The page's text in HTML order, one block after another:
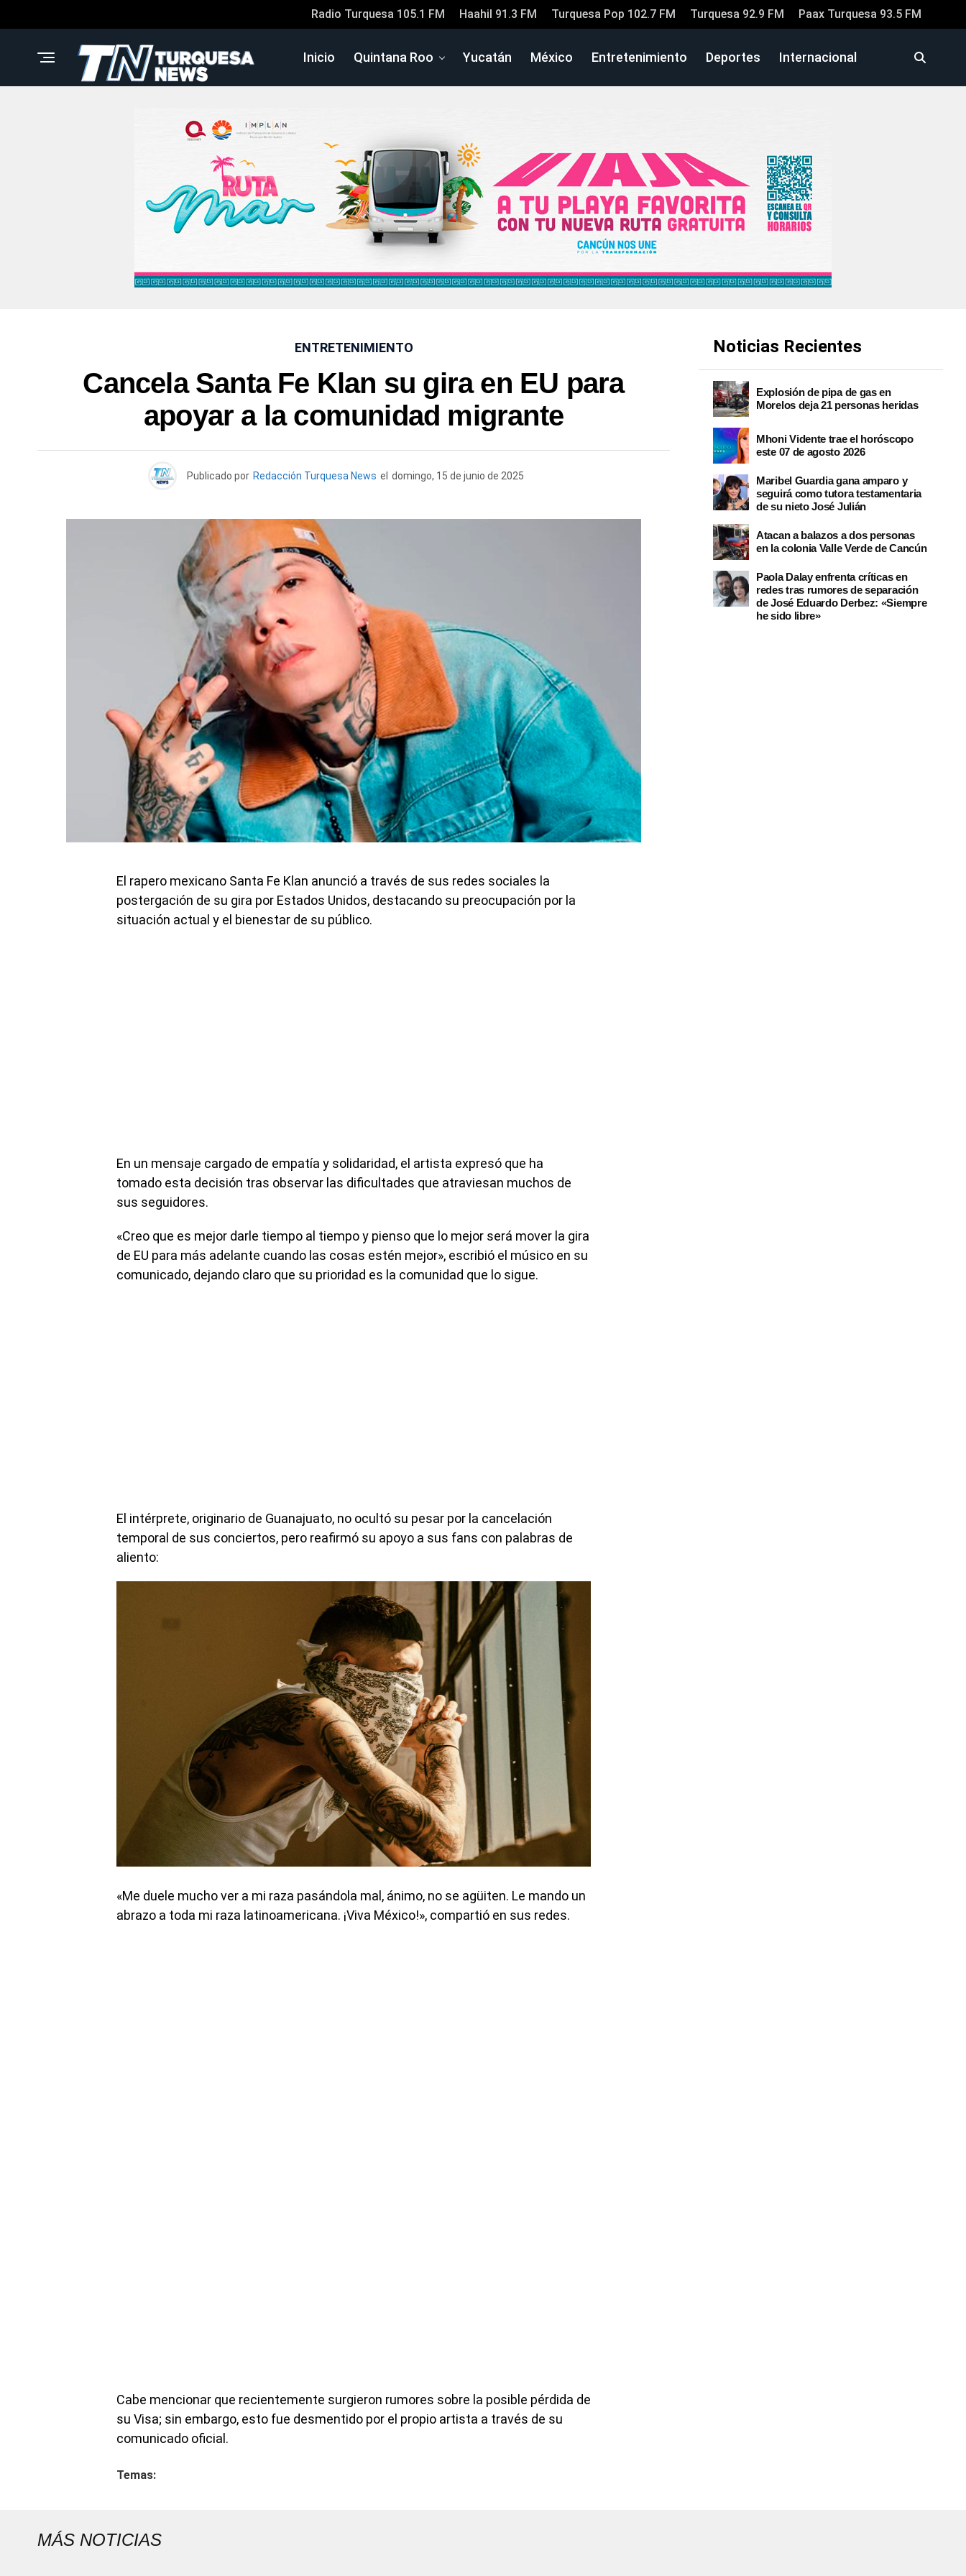
Radio Turquesa 105.1 FM Haahil 91.3 FM Turquesa Pop 102.7 FM Turquesa 92.9 FM Paax Turquesa 93.5 FM
Inicio Quintana Roo Yucatán México Entretenimiento Deportes Internacional
ENTRETENIMIENTO
Cancela Santa Fe Klan su gira en EU para
apoyar a la comunidad migrante
Publicado por Redacción Turquesa News el domingo, 15 de junio de 2025
El rapero mexicano Santa Fe Klan anunció a través de sus redes sociales la
postergación de su gira por Estados Unidos, destacando su preocupación por la
situación actual y el bienestar de su público.
En un mensaje cargado de empatía y solidaridad, el artista expresó que ha
tomado esta decisión tras observar las dificultades que atraviesan muchos de
sus seguidores.
«Creo que es mejor darle tiempo al tiempo y pienso que lo mejor será mover la gira
de EU para más adelante cuando las cosas estén mejor», escribió el músico en su
comunicado, dejando claro que su prioridad es la comunidad que lo sigue.
El intérprete, originario de Guanajuato, no ocultó su pesar por la cancelación
temporal de sus conciertos, pero reafirmó su apoyo a sus fans con palabras de
aliento:
«Me duele mucho ver a mi raza pasándola mal, ánimo, no se agüiten. Le mando un
abrazo a toda mi raza latinoamericana. ¡Viva México!», compartió en sus redes.
Cabe mencionar que recientemente surgieron rumores sobre la posible pérdida de
su Visa; sin embargo, esto fue desmentido por el propio artista a través de su
comunicado oficial.
Temas:
Noticias Recientes
Explosión de pipa de gas en
Morelos deja 21 personas heridas
Mhoni Vidente trae el horóscopo
este 07 de agosto 2026
Maribel Guardia gana amparo y
seguirá como tutora testamentaria
de su nieto José Julián
Atacan a balazos a dos personas
en la colonia Valle Verde de Cancún
Paola Dalay enfrenta críticas en
redes tras rumores de separación
de José Eduardo Derbez: «Siempre
he sido libre»
MÁS NOTICIAS